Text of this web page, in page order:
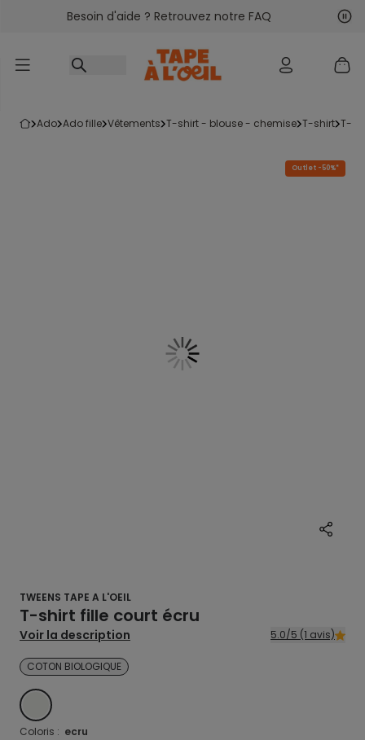
Accéder au contenu
Besoin d'aide ? Retrouvez notre FAQ
ado ado fille vêtements t-shirt - blouse - chemise t-shirt t-
Outlet -50%*
TWEENS TAPE A L'OEIL
T-shirt fille court écru
Voir la description 5.0/5 (1 avis)
COTON BIOLOGIQUE
ECRU
Coloris : ecru